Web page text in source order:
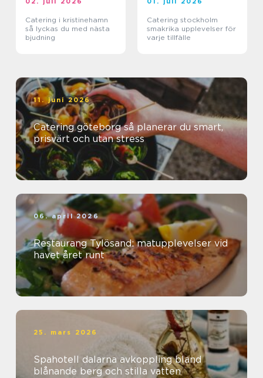
Catering i kristinehamn
så lyckas du med nästa
bjudning
Catering stockholm
smakrika upplevelser för
varje tillfälle
11. juni 2026
Catering göteborg så planerar du smart,
prisvärt och utan stress
06. april 2026
Restaurang Tylösand: matupplevelser vid
havet året runt
25. mars 2026
Spahotell dalarna avkoppling bland
blånande berg och stilla vatten